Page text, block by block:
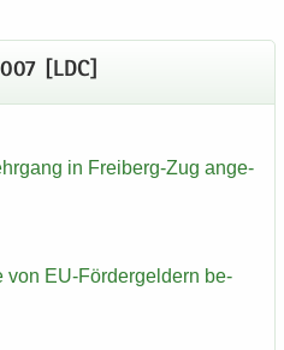
[LDC]
in Freiberg-​Zug an­ge­
von EU-​Fördergeldern be­